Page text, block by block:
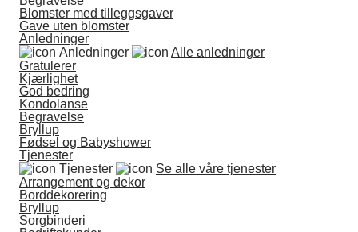
Blomster med tilleggsgaver
Gave uten blomster
Anledninger
Anledninger
Alle anledninger
Gratulerer
Kjærlighet
God bedring
Kondolanse
Begravelse
Bryllup
Fødsel og Babyshower
Tjenester
Tjenester
Se alle våre tjenester
Arrangement og dekor
Borddekorering
Bryllup
Sorgbinderi